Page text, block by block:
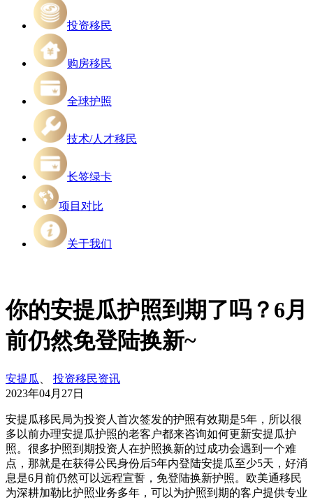
投资移民
购房移民
全球护照
技术/人才移民
长签绿卡
项目对比
关于我们
你的安提瓜护照到期了吗？6月
前仍然免登陆换新~
安提瓜
投资移民资讯
2023年04月27日
安提瓜移民局为投资人首次签发的护照有效期是5年，所以很
多以前办理安提瓜护照的老客户都来咨询如何更新安提瓜护
照。很多护照到期投资人在护照换新的过成功会遇到一个难
点，那就是在获得公民身份后5年内登陆安提瓜至少5天，好消
息是6月前仍然可以远程宣誓，免登陆换新护照。欧美通移民
为深耕加勒比护照业务多年，可以为护照到期的客户提供专业